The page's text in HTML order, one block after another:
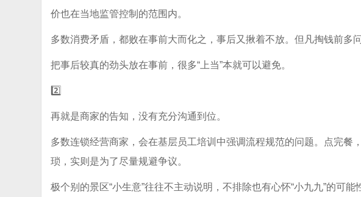
价也在当地监管控制的范围内。
多数消费矛盾，都败在事前大而化之，事后又揪着不放。但凡掏钱前多
把事后较真的劲头放在事前，很多“上当”本就可以避免。
2️⃣
再就是商家的告知，没有充分沟通到位。
多数连锁经营商家，会在基层员工培训中强调流程规范的问题。点完餐
琐，实则是为了尽量规避争议。
极个别的景区“小生意”往往不主动说明，不排除也有心怀“小九九”的可